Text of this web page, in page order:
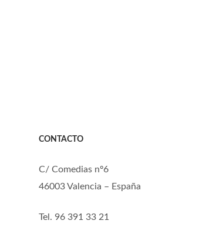
CONTACTO
C/ Comedias nº6
46003 Valencia – España
Tel. 96 391 33 21